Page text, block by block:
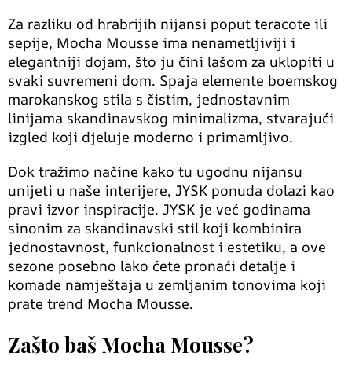
Za razliku od hrabrijih nijansi poput teracote ili
sepije, Mocha Mousse ima nenametljiviji i
elegantniji dojam, što ju čini lašom za uklopiti u
svaki suvremeni dom. Spaja elemente boemskog
marokanskog stila s čistim, jednostavnim
linijama skandinavskog minimalizma, stvarajući
izgled koji djeluje moderno i primamljivo.
Dok tražimo načine kako tu ugodnu nijansu
unijeti u naše interijere, JYSK ponuda dolazi kao
pravi izvor inspiracije. JYSK je već godinama
sinonim za skandinavski stil koji kombinira
jednostavnost, funkcionalnost i estetiku, a ove
sezone posebno lako ćete pronaći detalje i
komade namještaja u zemljanim tonovima koji
prate trend Mocha Mousse.
Zašto baš Mocha Mousse?